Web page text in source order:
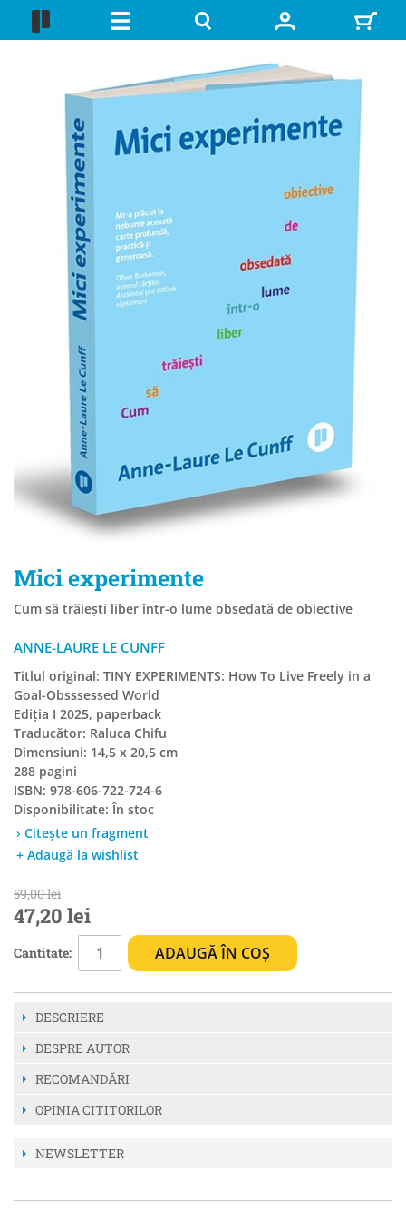
Mici experimente
Cum să trăiești liber într-o lume obsedată de obiective
ANNE-LAURE LE CUNFF
Titlul original: TINY EXPERIMENTS: How To Live Freely in a
Goal-Obsssessed World
Ediția I 2025, paperback
Traducător: Raluca Chifu
Dimensiuni: 14,5 x 20,5 cm
288 pagini
ISBN: 978-606-722-724-6
Disponibilitate: În stoc
› Citește un fragment
+ Adaugă la wishlist
59,00 lei
47,20 lei
Cantitate: ADAUGĂ ÎN COȘ
DESCRIERE
DESPRE AUTOR
RECOMANDĂRI
OPINIA CITITORILOR
NEWSLETTER